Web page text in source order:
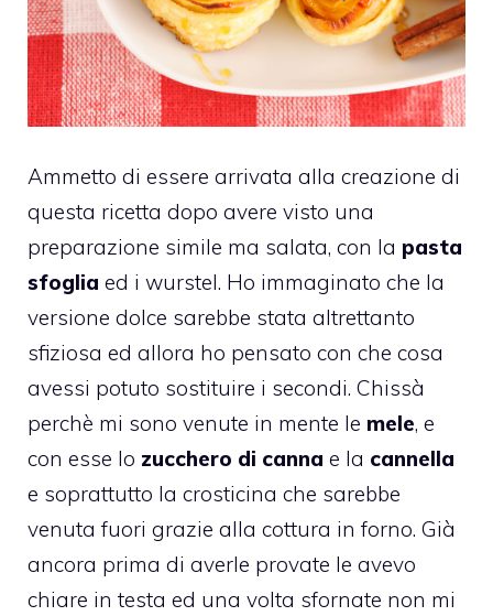
Ammetto di essere arrivata alla creazione di
questa ricetta dopo avere visto una
preparazione simile ma salata, con la pasta
sfoglia ed i wurstel. Ho immaginato che la
versione dolce sarebbe stata altrettanto
sfiziosa ed allora ho pensato con che cosa
avessi potuto sostituire i secondi. Chissà
perchè mi sono venute in mente le mele, e
con esse lo zucchero di canna e la cannella
e soprattutto la crosticina che sarebbe
venuta fuori grazie alla cottura in forno. Già
ancora prima di averle provate le avevo
chiare in testa ed una volta sfornate non mi